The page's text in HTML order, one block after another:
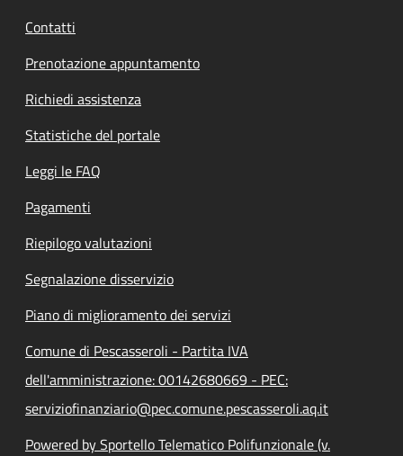
Contatti
Prenotazione appuntamento
Richiedi assistenza
Statistiche del portale
Leggi le FAQ
Pagamenti
Riepilogo valutazioni
Segnalazione disservizio
Piano di miglioramento dei servizi
Comune di Pescasseroli - Partita IVA
dell'amministrazione: 00142680669 - PEC:
serviziofinanziario@pec.comune.pescasseroli.aq.it
Powered by Sportello Telematico Polifunzionale (v.